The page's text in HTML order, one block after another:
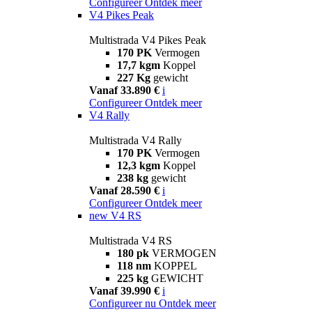
V4 Pikes Peak
Multistrada V4 Pikes Peak
170 PK Vermogen
17,7 kgm Koppel
227 Kg gewicht
Vanaf 33.890 € i
Configureer Ontdek meer
V4 Rally
Multistrada V4 Rally
170 PK Vermogen
12,3 kgm Koppel
238 kg gewicht
Vanaf 28.590 € i
Configureer Ontdek meer
new V4 RS
Multistrada V4 RS
180 pk VERMOGEN
118 nm KOPPEL
225 kg GEWICHT
Vanaf 39.990 € i
Configureer nu Ontdek meer